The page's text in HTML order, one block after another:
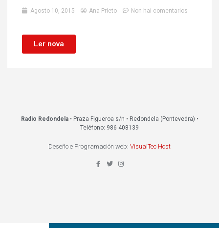
Agosto 10, 2015 Ana Prieto Non hai comentarios
Ler nova
Radio Redondela• Praza Figueroa s/n • Redondela (Pontevedra) •
Teléfono: 986 408139
Deseño e Programación web: VisualTec Host